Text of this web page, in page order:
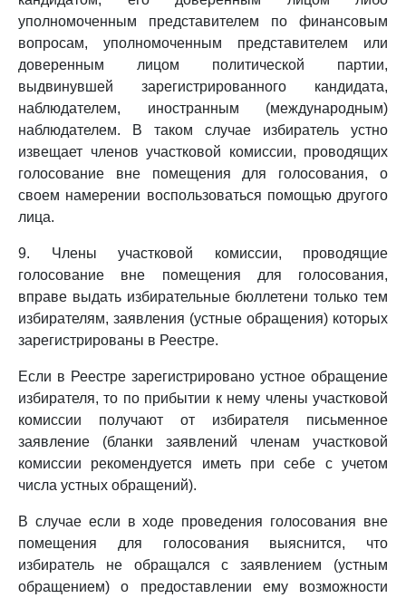
уполномоченным представителем по финансовым
вопросам, уполномоченным представителем или
доверенным лицом политической партии,
выдвинувшей зарегистрированного кандидата,
наблюдателем, иностранным (международным)
наблюдателем. В таком случае избиратель устно
извещает членов участковой комиссии, проводящих
голосование вне помещения для голосования, о
своем намерении воспользоваться помощью другого
лица.
9. Члены участковой комиссии, проводящие
голосование вне помещения для голосования,
вправе выдать избирательные бюллетени только тем
избирателям, заявления (устные обращения) которых
зарегистрированы в Реестре.
Если в Реестре зарегистрировано устное обращение
избирателя, то по прибытии к нему члены участковой
комиссии получают от избирателя письменное
заявление (бланки заявлений членам участковой
комиссии рекомендуется иметь при себе с учетом
числа устных обращений).
В случае если в ходе проведения голосования вне
помещения для голосования выяснится, что
избиратель не обращался с заявлением (устным
обращением) о предоставлении ему возможности